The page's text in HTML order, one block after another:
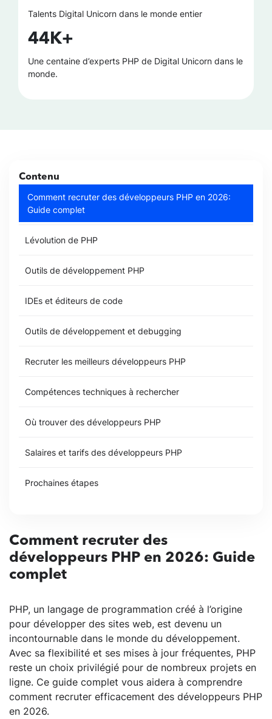
Talents Digital Unicorn dans le monde entier
44K+
Une centaine d’experts PHP de Digital Unicorn dans le
monde.
Comment recruter des
développeurs PHP en 2026: Guide
complet
PHP, un langage de programmation créé à l’origine
pour développer des sites web, est devenu un
incontournable dans le monde du développement.
Avec sa flexibilité et ses mises à jour fréquentes, PHP
reste un choix privilégié pour de nombreux projets en
ligne. Ce guide complet vous aidera à comprendre
comment recruter efficacement des développeurs PHP
en 2026.
Contenu
Comment recruter des développeurs PHP en 2026:
Guide complet
Lévolution de PHP
Outils de développement PHP
IDEs et éditeurs de code
Outils de développement et debugging
Recruter les meilleurs développeurs PHP
Compétences techniques à rechercher
Où trouver des développeurs PHP
Salaires et tarifs des développeurs PHP
Prochaines étapes